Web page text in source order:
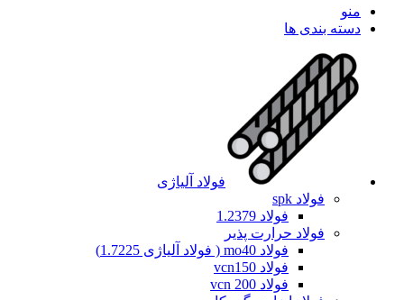
منو
دسته بندی ها
فولاد آلیاژی
فولاد spk
فولاد 1.2379
فولاد حرارت پذیر
فولاد mo40 ( فولاد آلیاژی 1.7225)
فولاد vcn150
فولاد vcn 200